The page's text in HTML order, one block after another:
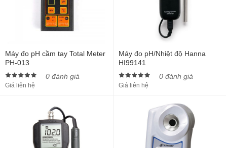
Máy đo pH cầm tay Total Meter
PH-013
0 đánh giá
Giá liên hệ
Máy đo pH/Nhiệt độ Hanna
HI99141
0 đánh giá
Giá liên hệ